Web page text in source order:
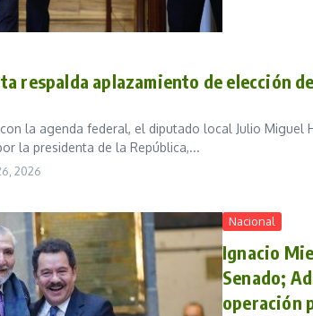
respalda aplazamiento de elección
la agenda federal, el diputado local Julio
la presidenta de la República,...
2026
Nacional
Ignacio
Senado;
operación